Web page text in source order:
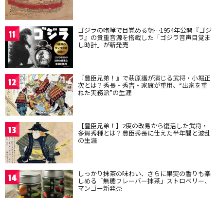
11 ゴジラの咆哮で目覚める朝…1954年公開『ゴジ
ラ』の貴重音源を搭載した「ゴジラ音声目覚ま
し時計」が新発売
12 『豊臣兄弟！』で萩原護が演じる武将・小堀正
次とは？秀長・秀吉・家康が重用、“出家を重
ねた実務派”の生涯
13 【豊臣兄弟！】2度の改易から復活した武将・
多賀秀種とは？豊臣秀長に仕えた半年間と波乱
の生涯
14 しっかり抹茶の味わい、さらに果実の香りも楽
しめる「無糖フレーバー抹茶」ストロベリー、
マンゴー新発売